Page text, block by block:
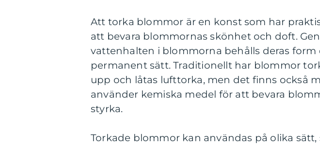
Att torka blommor är en konst som har
att bevara blommornas skönhet och doft.
vattenhalten i blommorna behålls deras form
permanent sätt. Traditionellt har blommor
upp och låtas lufttorka, men det finns också
använder kemiska medel för att bevara
styrka.
Torkade blommor kan användas på olika